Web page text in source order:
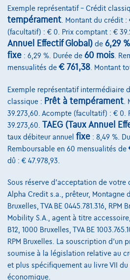
Comparer
Voir le
BMW Serie 2
223 i x Drive M sport Harman/Kardon
01/2023
32.184 km Essence
160 kW ( 218 CV )
Exemple représentatif – Crédit
tempérament . Montant du crédit
(facultatif) : € 0. Prix comptant : €
Annuel Effectif Global) de 6,29 %
fixe : 6,29 %. Durée de 60 mois .
mensualités de € 761,38 . Montant
Exemple représentatif intermédiaire
classique : Prêt à tempérament
39.273,60. Acompte (facultatif) : € 0.
39.273,60. TAEG (Taux Annuel
taux débiteur annuel fixe : 8,49 %.
Remboursable en 60 mensualités de
dû : € 47.978,93.
Sous réserve d'acceptation de votre
Alpha Credit s.a., prêteur, Montagne
Bruxelles, TVA BE 0445.781.316, RPM
Mobility S.A., agent à titre
B12, 1000 Bruxelles, TVA BE
RPM Bruxelles. La souscription d'un
soumise à la législation relative au
et plus spécifiquement au livre VII
économique.